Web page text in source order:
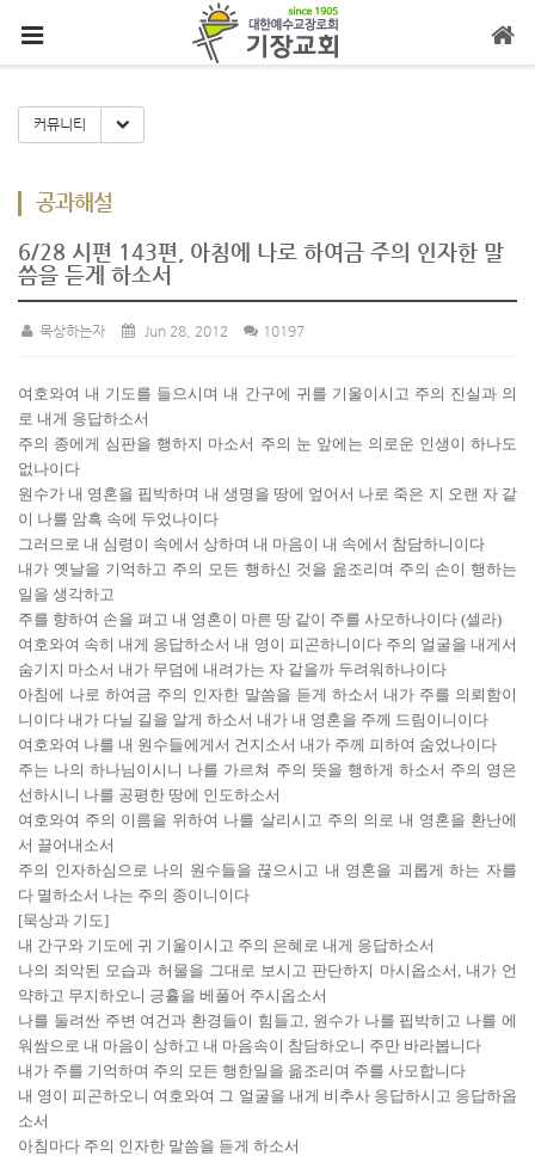
커뮤니티 Toggle Dropdown
공과해설
6/28 시편 143편, 아침에 나로 하여금 주의 인자한 말
씀을 듣게 하소서
묵상하는자 Jun 28, 2012 10197
여호와여 내 기도를 들으시며 내 간구에 귀를 기울이시고 주의 진실과 의
로 내게 응답하소서
주의 종에게 심판을 행하지 마소서 주의 눈 앞에는 의로운 인생이 하나도
없나이다
원수가 내 영혼을 핍박하며 내 생명을 땅에 엎어서 나로 죽은 지 오랜 자 같
이 나를 암흑 속에 두었나이다
그러므로 내 심령이 속에서 상하며 내 마음이 내 속에서 참담하니이다
내가 옛날을 기억하고 주의 모든 행하신 것을 읊조리며 주의 손이 행하는
일을 생각하고
주를 향하여 손을 펴고 내 영혼이 마른 땅 같이 주를 사모하나이다 (셀라)
여호와여 속히 내게 응답하소서 내 영이 피곤하니이다 주의 얼굴을 내게서
숨기지 마소서 내가 무덤에 내려가는 자 같을까 두려워하나이다
아침에 나로 하여금 주의 인자한 말씀을 듣게 하소서 내가 주를 의뢰함이
니이다 내가 다닐 길을 알게 하소서 내가 내 영혼을 주께 드림이니이다
여호와여 나를 내 원수들에게서 건지소서 내가 주께 피하여 숨었나이다
주는 나의 하나님이시니 나를 가르쳐 주의 뜻을 행하게 하소서 주의 영은
선하시니 나를 공평한 땅에 인도하소서
여호와여 주의 이름을 위하여 나를 살리시고 주의 의로 내 영혼을 환난에
서 끌어내소서
주의 인자하심으로 나의 원수들을 끊으시고 내 영혼을 괴롭게 하는 자를
다 멸하소서 나는 주의 종이니이다
[묵상과 기도]
내 간구와 기도에 귀 기울이시고 주의 은혜로 내게 응답하소서
나의 죄악된 모습과 허물을 그대로 보시고 판단하지 마시옵소서, 내가 언
약하고 무지하오니 긍휼을 베풀어 주시옵소서
나를 둘려싼 주변 여건과 환경들이 힘들고, 원수가 나를 핍박히고 나를 에
워쌈으로 내 마음이 상하고 내 마음속이 참담하오니 주만 바라봅니다
내가 주를 기억하며 주의 모든 행한일을 읆조리며 주를 사모합니다
내 영이 피곤하오니 여호와여 그 얼굴을 내게 비추사 응답하시고 응답하옵
소서
아침마다 주의 인자한 말씀을 듣게 하소서